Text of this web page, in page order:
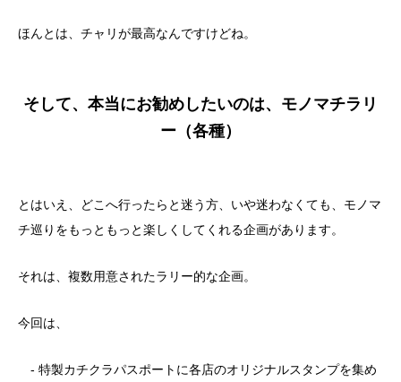
ほんとは、チャリが最高なんですけどね。
そして、本当にお勧めしたいのは、モノマチラリ
ー（各種）
とはいえ、どこへ行ったらと迷う方、いや迷わなくても、モノマ
チ巡りをもっともっと楽しくしてくれる企画があります。
それは、複数用意されたラリー的な企画。
今回は、
- 特製カチクラパスポートに各店のオリジナルスタンプを集め